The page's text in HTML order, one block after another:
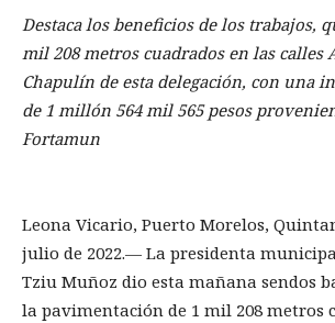
Destaca los beneficios de los trabajos,
mil 208 metros cuadrados en las calles
Chapulín de esta delegación, con una
de 1 millón 564 mil 565 pesos
Fortamun
Leona Vicario, Puerto Morelos,
julio de 2022.— La presidenta
Tziu Muñoz dio esta mañana sendos
la pavimentación de 1 mil 208 metros